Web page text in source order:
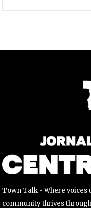
Li e aceito aPolítica de
Town Talk - Where voices
community thrives